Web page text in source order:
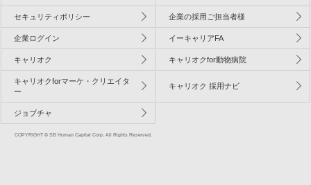
セキュリティポリシー 企業の採用ご担当者様
企業ログイン イーキャリアFA
キャリオク キャリオクfor動物病院
キャリオクforマーケ・クリエイタ
ー
キャリオク 採用ナビ
ジョブチャ
COPYRIGHT © SB Human Capital Corp. All Rights Reserved.